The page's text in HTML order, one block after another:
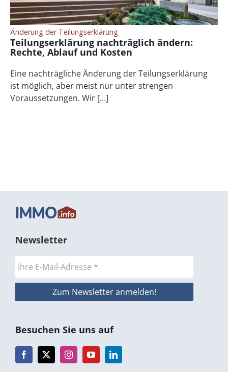
Änderung der Teilungserklärung
Teilungserklärung nachträglich ändern:
Rechte, Ablauf und Kosten
Eine nachträgliche Änderung der Teilungserklärung
ist möglich, aber meist nur unter strengen
Voraussetzungen. Wir […]
Newsletter
Besuchen Sie uns auf